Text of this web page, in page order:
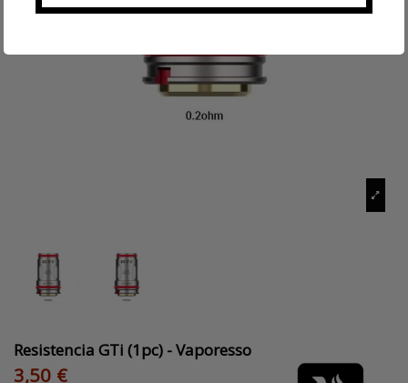
Resistencia GTi (1pc) - Vaporesso
3,50 €